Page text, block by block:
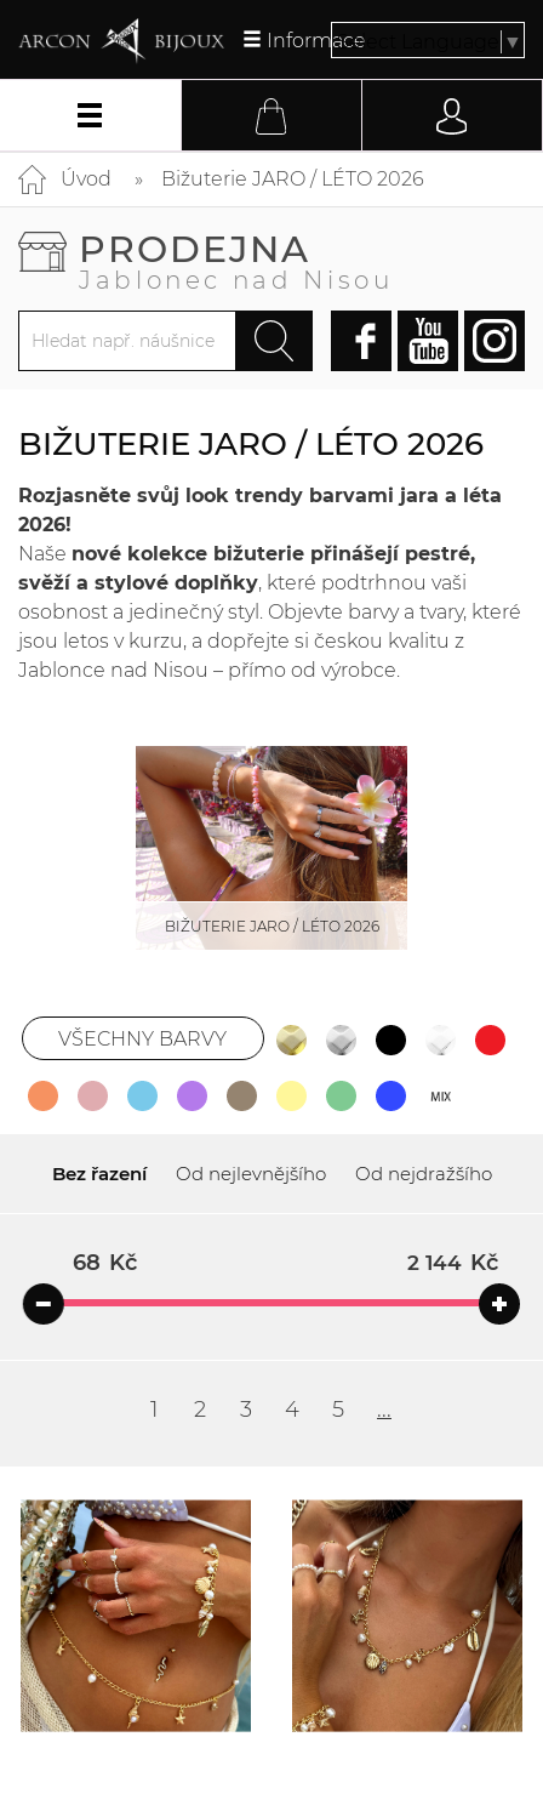
InformaceSelect Language ▼
Úvod Bižuterie JARO / LÉTO 2026
PRODEJNA
Jablonec nad Nisou
BIŽUTERIE JARO / LÉTO 2026
Rozjasněte svůj look trendy barvami jara a léta
2026!
Naše nové kolekce bižuterie přinášejí pestré,
svěží a stylové doplňky, které podtrhnou vaši
osobnost a jedinečný styl. Objevte barvy a tvary, které
jsou letos v kurzu, a dopřejte si českou kvalitu z
Jablonce nad Nisou – přímo od výrobce.
BIŽUTERIE JARO / LÉTO 2026
VŠECHNY BARVY
Bez řazení Od nejlevnějšího Od nejdražšího
Kč Kč
1 2 3 4 5 ...